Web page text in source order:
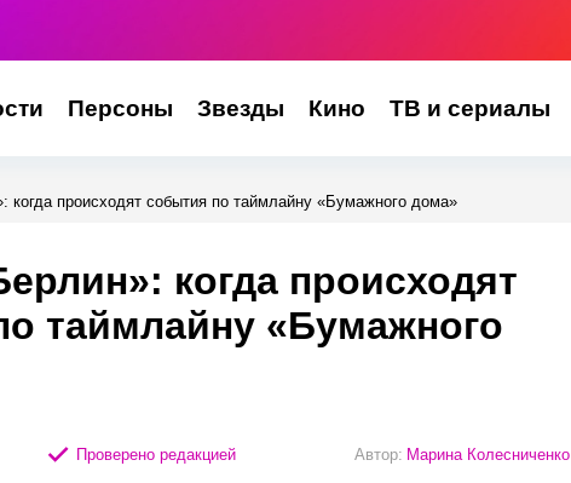
Персоны Звезды Кино ТВ и сериалы
когда происходят события по таймлайну «Бумажного дома»
когда происходят
таймлайну «Бумажного
Проверено редакцией Автор: Марина Колесниченко